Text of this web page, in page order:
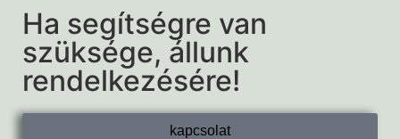
Ha segítségre van
szüksége, állunk
rendelkezésére!
kapcsolat